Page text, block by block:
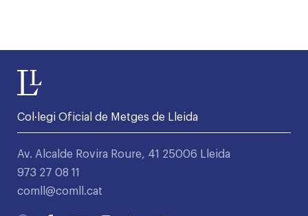
Col·legi Oficial de Metges de Lleida
Av. Alcalde Rovira Roure, 41 25006 Lleida
973 27 08 11
comll@comll.cat